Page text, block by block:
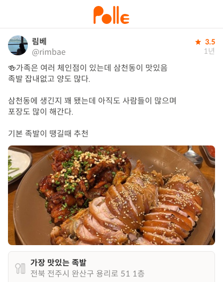
림베
@rimbae
3.5
1년
🍻가족은 여러 체인점이 있는데 삼천동이 맛있음
족발 잡내없고 양도 많다.
삼천동에 생긴지 꽤 됐는데 아직도 사람들이 많으며
포장도 많이 해간다.
기본 족발이 땡길때 추천
가장 맛있는 족발
전북 전주시 완산구 용리로 51 1층